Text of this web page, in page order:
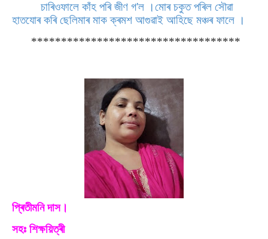
চাৰিওফালে কাঁহ পৰি জীণ গ'ল ।মোৰ চকুত পৰিল সৌৱা
হাতযোৰ কৰি ছেলিমাৰ মাক ক্ৰমশ আগুৱাই আহিছে মঞ্চৰ ফালে ।
***********************************
প্ৰিতীমনি দাস।
সহঃ শিক্ষয়িত্ৰী